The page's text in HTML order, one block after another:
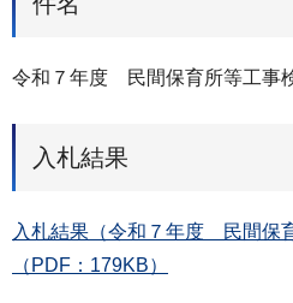
令和７年度 民間保育所等工事
入札結果
入札結果（令和７年度 民間保
（PDF：179KB）